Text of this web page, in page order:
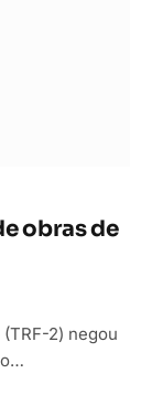
obras de
2) negou